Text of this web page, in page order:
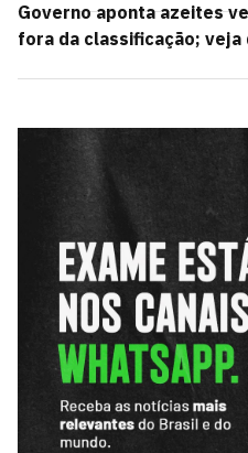
Governo aponta azeites
fora da classificação; veja